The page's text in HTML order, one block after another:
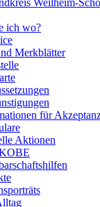
Weilheim-
ich wo?
Merkblätter
für
Aktionen